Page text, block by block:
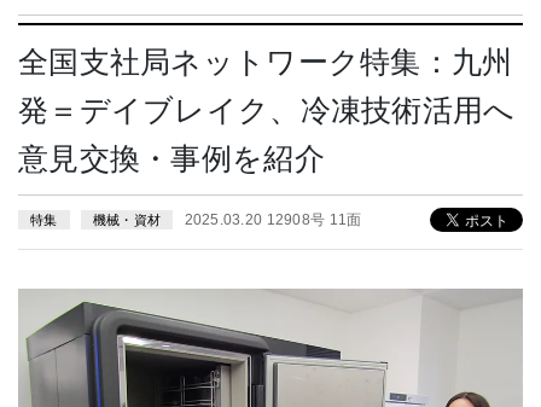
全国支社局ネットワーク特集：九州
発＝デイブレイク、冷凍技術活用へ
意見交換・事例を紹介
特集 機械・資材 2025.03.20 12908号 11面